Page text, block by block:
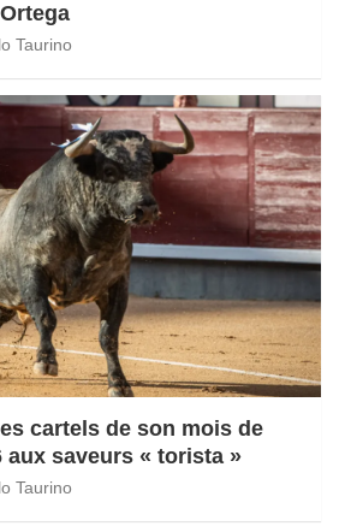
Taurino
cartels de son mois de
aux saveurs « torista »
Taurino